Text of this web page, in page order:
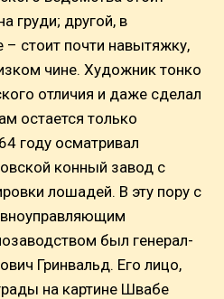
груди; другой, в
стоит почти навытяжку,
чине. Художник тонко
отличия и даже сделал
остается только
году осматривал
конный завод с
лошадей. В эту пору с
был генерал-
Гринвальд. Его лицо,
на картине Швабе